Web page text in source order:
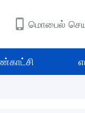
மொபைல்